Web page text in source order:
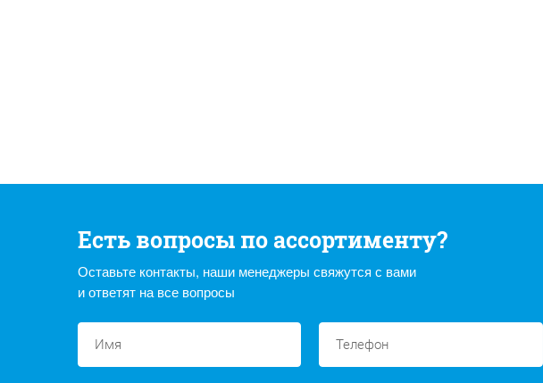
Есть вопросы по ассортименту?
Оставьте контакты, наши менеджеры свяжутся с вами
и ответят на все вопросы